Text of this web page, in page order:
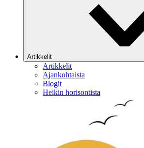
Artikkelit
Artikkelit
Ajankohtaista
Blogit
Heikin horisontista